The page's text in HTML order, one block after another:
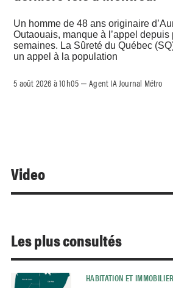
Un homme de 48 ans originaire
Outaouais, manque à l’appel depuis
semaines. La Sûreté du Québec
un appel à la population
5 août 2026 à 10h05 –Agent IA Journal Métro
Video
Les plus consultés
HABITATION ET IMMOBILIER